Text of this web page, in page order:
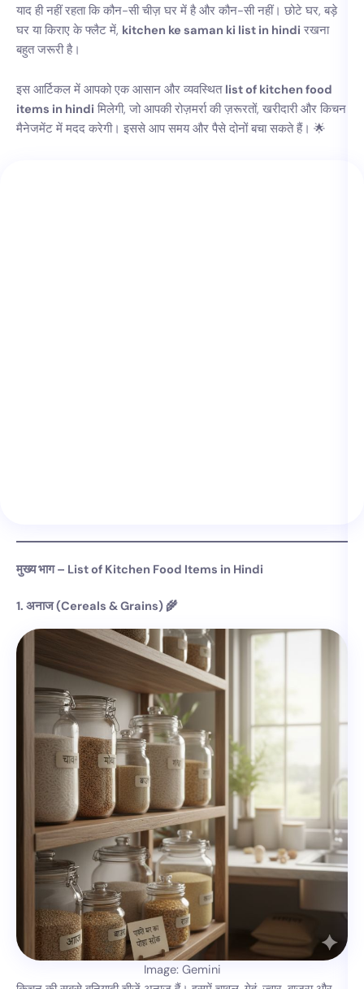
याद ही नहीं रहता कि कौन-सी चीज़ घर में है और कौन-सी नहीं। छोटे घर, बड़े
घर या किराए के फ्लैट में, kitchen ke saman ki list in hindi रखना
बहुत जरूरी है।
इस आर्टिकल में आपको एक आसान और व्यवस्थित list of kitchen food
items in hindi मिलेगी, जो आपकी रोज़मर्रा की ज़रूरतों, खरीदारी और किचन
मैनेजमेंट में मदद करेगी। इससे आप समय और पैसे दोनों बचा सकते हैं। 🌟
मुख्य भाग – List of Kitchen Food Items in Hindi
1. अनाज (Cereals & Grains) 🌾
Image: Gemini